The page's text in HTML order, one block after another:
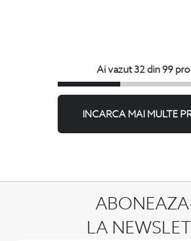
Ai vazut 32 din 99
INCARCA MAI MULTE
LA